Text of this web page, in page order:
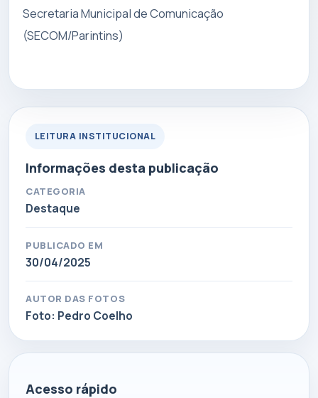
Secretaria Municipal de Comunicação
(SECOM/Parintins)
LEITURA INSTITUCIONAL
Informações desta publicação
CATEGORIA
Destaque
PUBLICADO EM
30/04/2025
AUTOR DAS FOTOS
Foto: Pedro Coelho
Acesso rápido